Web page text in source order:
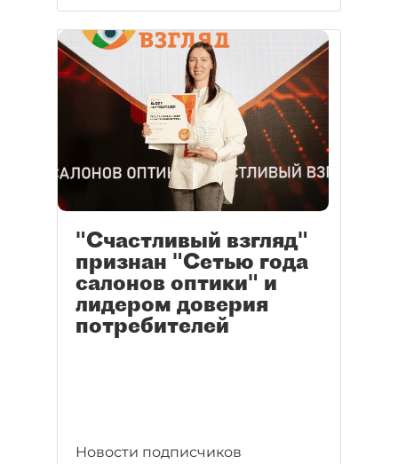
"Счастливый взгляд"
признан "Сетью года
салонов оптики" и
лидером доверия
потребителей
Новости подписчиков